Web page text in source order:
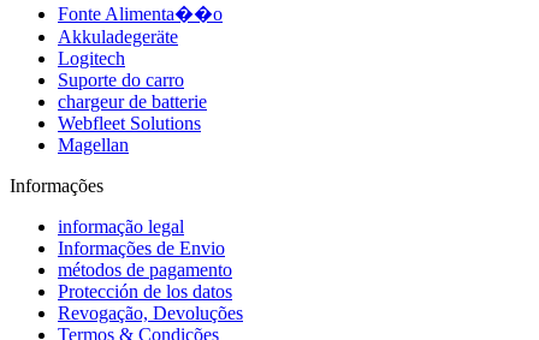
Fonte Alimenta��o
Akkuladegeräte
Logitech
Suporte do carro
chargeur de batterie
Webfleet Solutions
Magellan
Informações
informação legal
Informações de Envio
métodos de pagamento
Protección de los datos
Revogação, Devoluções
Termos & Condições